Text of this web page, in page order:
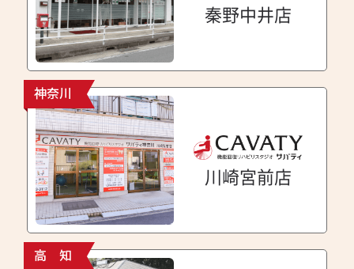
秦野中井店
神奈川
川崎宮前店
高 知